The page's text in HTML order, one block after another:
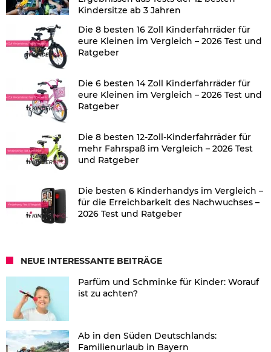
Kindersitze ab 3 Jahren
Die 8 besten 16 Zoll Kinderfahrräder für
eure Kleinen im Vergleich – 2026 Test und
Ratgeber
Die 6 besten 14 Zoll Kinderfahrräder für
eure Kleinen im Vergleich – 2026 Test und
Ratgeber
Die 8 besten 12-Zoll-Kinderfahrräder für
mehr Fahrspaß im Vergleich – 2026 Test
und Ratgeber
Die besten 6 Kinderhandys im Vergleich –
für die Erreichbarkeit des Nachwuchses –
2026 Test und Ratgeber
NEUE INTERESSANTE BEITRÄGE
Parfüm und Schminke für Kinder: Worauf
ist zu achten?
Ab in den Süden Deutschlands:
Familienurlaub in Bayern